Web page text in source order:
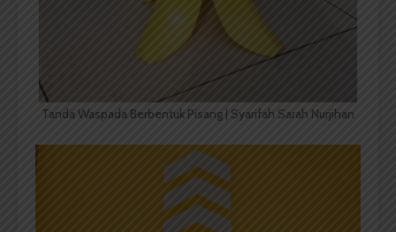
Tanda Waspada Berbentuk Pisang | Syarifah Sarah Nurjihan